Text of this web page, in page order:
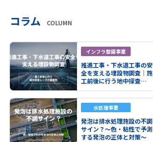
コラム COLUMN
インフラ整備事業
推進工事・下水道工事の安
全を支える埋設物調査｜施
工前後に行う地中探査…
水処理事業
発泡は排水処理施設の不調
サイン？～色・粘性で予測
する発泡の正体と対策～